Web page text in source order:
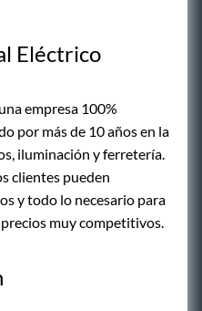
Eléctrico
empresa 100%
por más de 10 años en la
iluminación y ferretería.
clientes pueden
y todo lo necesario para
muy competitivos.